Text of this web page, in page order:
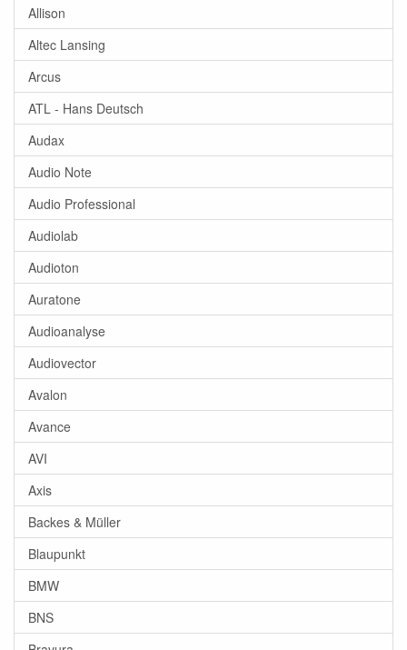
Allison
Altec Lansing
Arcus
ATL - Hans Deutsch
Audax
Audio Note
Audio Professional
Audiolab
Audioton
Auratone
Audioanalyse
Audiovector
Avalon
Avance
AVI
Axis
Backes & Müller
Blaupunkt
BMW
BNS